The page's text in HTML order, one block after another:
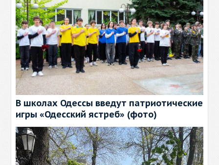
В школах Одессы введут патриотические
игры «Одесский ястреб» (фото)